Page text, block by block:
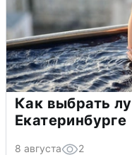
Как выбрать
Екатеринбурге
8 августа 2